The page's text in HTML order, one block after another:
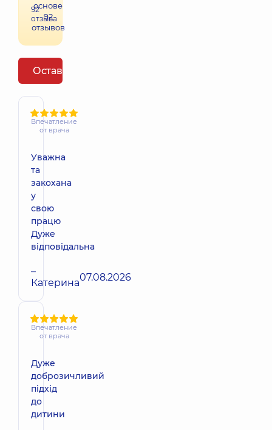
92
отзыва
основе
92
отзывов
Оставить отзыв
Впечатление
от врача
Уважна
та
закохана
у
свою
працю
Дуже
відповідальна
–
Катерина07.08.2026
Впечатление
от врача
Дуже
доброзичливий
підхід
до
дитини